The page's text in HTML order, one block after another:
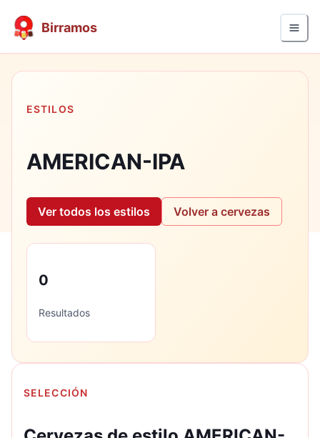
Birramos
ESTILOS
AMERICAN-IPA
Ver todos los estilos Volver a cervezas
0
Resultados
SELECCIÓN